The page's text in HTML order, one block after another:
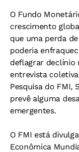
O Fundo
crescimento
que uma perda
poderia
deflagrar declínio
entrevista
Pesquisa do FMI,
prevê alguma
emergentes.
O FMI está
Econômica